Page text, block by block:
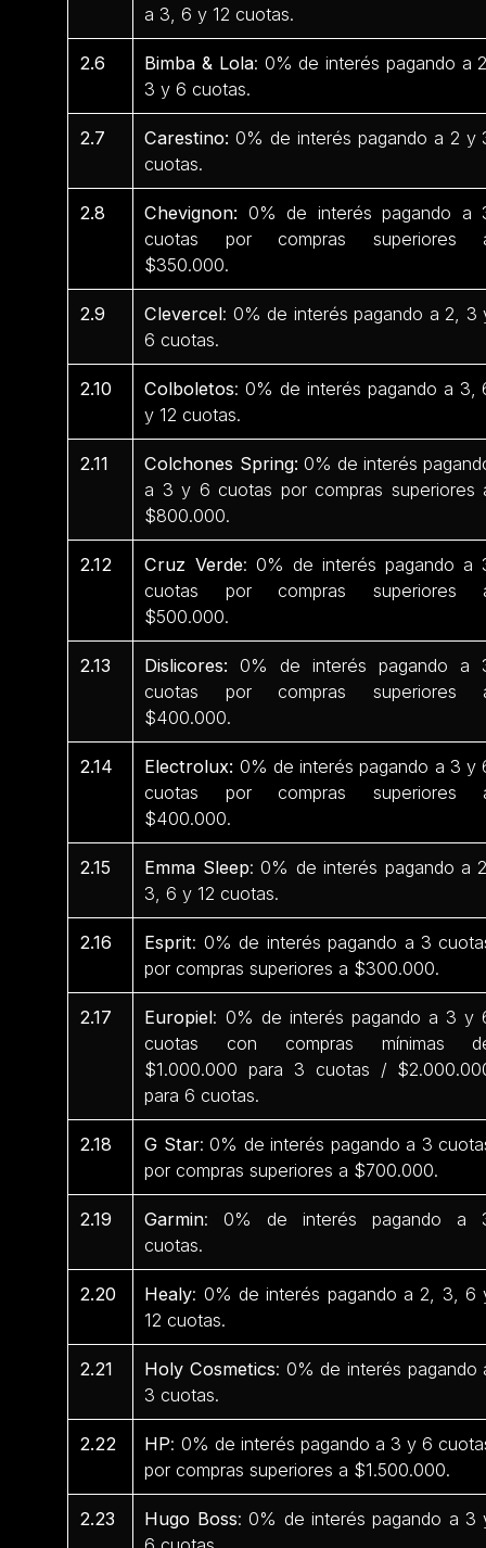
a 3, 6 y 12 cuotas.
2.6 Bimba & Lola: 0% de interés pagando a
3 y 6 cuotas.
2.7 Carestino: 0% de interés pagando a 2 y
cuotas.
2.8 Chevignon: 0% de interés pagando a
cuotas por compras superiores
$350.000.
2.9 Clevercel: 0% de interés pagando a 2, 3
6 cuotas.
2.10 Colboletos: 0% de interés pagando a 3,
y 12 cuotas.
2.11 Colchones Spring: 0% de interés
a 3 y 6 cuotas por compras superiores
$800.000.
2.12 Cruz Verde: 0% de interés pagando a
cuotas por compras superiores
$500.000.
2.13 Dislicores: 0% de interés pagando a
cuotas por compras superiores
$400.000.
2.14 Electrolux: 0% de interés pagando a 3 y
cuotas por compras superiores
$400.000.
2.15 Emma Sleep: 0% de interés pagando a
3, 6 y 12 cuotas.
2.16 Esprit: 0% de interés pagando a 3
por compras superiores a $300.000.
2.17 Europiel: 0% de interés pagando a 3 y
cuotas con compras mínimas
$1.000.000 para 3 cuotas /
para 6 cuotas.
2.18 G Star: 0% de interés pagando a 3
por compras superiores a $700.000.
2.19 Garmin: 0% de interés pagando a
cuotas.
2.20 Healy: 0% de interés pagando a 2, 3, 6
12 cuotas.
2.21 Holy Cosmetics: 0% de interés pagando
3 cuotas.
2.22 HP: 0% de interés pagando a 3 y 6
por compras superiores a $1.500.000.
2.23 Hugo Boss: 0% de interés pagando a 3